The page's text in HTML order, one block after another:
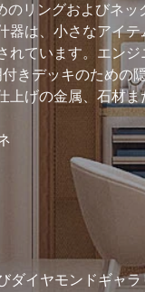
リングおよびネ
は、小さなアイ
ています。エン
きデッキのため
上げの金属、石材
ダイヤモンドギャ